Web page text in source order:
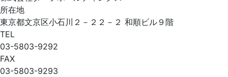
所在地
東京都文京区小石川２－２２－２ 和順ビル９階
TEL
03-5803-9292
FAX
03-5803-9293